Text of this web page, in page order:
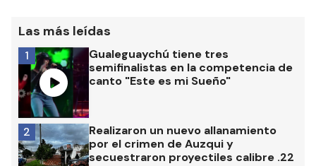
Las más leídas
Gualeguaychú tiene tres
semifinalistas en la competencia de
canto "Este es mi Sueño"
1
Realizaron un nuevo allanamiento
por el crimen de Auzqui y
secuestraron proyectiles calibre .22
2